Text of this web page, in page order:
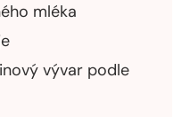
mléka
vývar podle